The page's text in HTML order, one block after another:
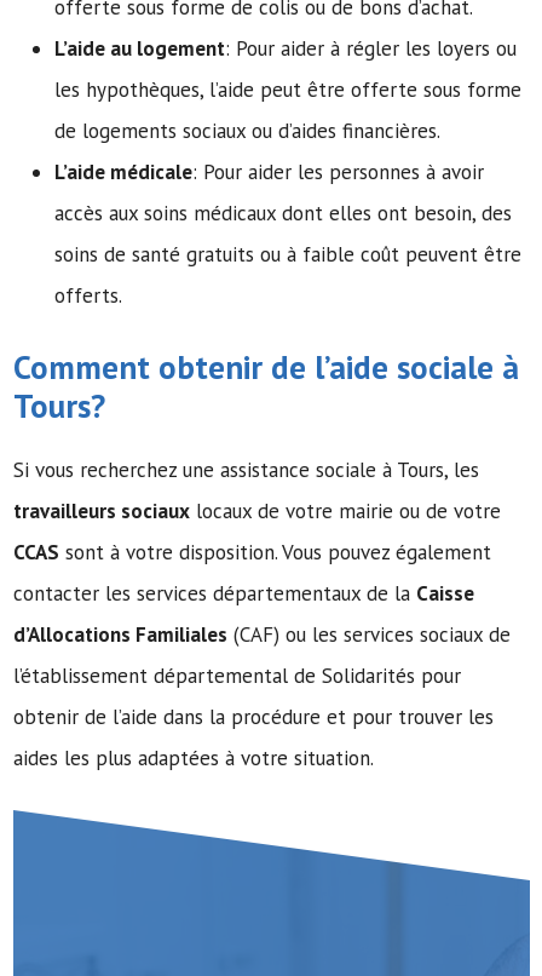
offerte sous forme de colis ou de bons d’achat.
L’aide au logement: Pour aider à régler les loyers ou
les hypothèques, l’aide peut être offerte sous forme
de logements sociaux ou d’aides financières.
L’aide médicale: Pour aider les personnes à avoir
accès aux soins médicaux dont elles ont besoin, des
soins de santé gratuits ou à faible coût peuvent être
offerts.
Comment obtenir de l’aide sociale à
Tours?
Si vous recherchez une assistance sociale à Tours, les
travailleurs sociaux locaux de votre mairie ou de votre
CCAS sont à votre disposition. Vous pouvez également
contacter les services départementaux de la Caisse
d’Allocations Familiales (CAF) ou les services sociaux de
l’établissement départemental de Solidarités pour
obtenir de l’aide dans la procédure et pour trouver les
aides les plus adaptées à votre situation.